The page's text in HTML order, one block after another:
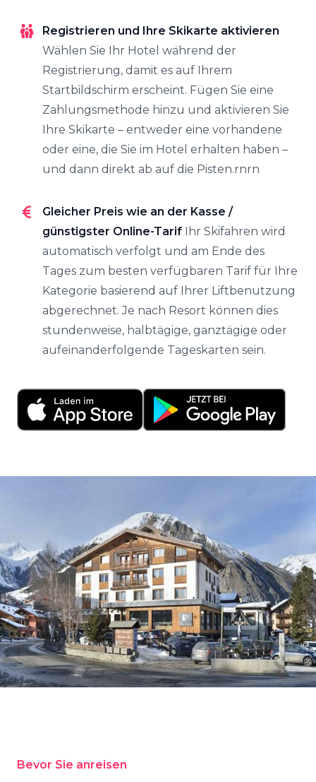
Registrieren und Ihre Skikarte aktivieren
Wählen Sie Ihr Hotel während der
Registrierung, damit es auf Ihrem
Startbildschirm erscheint. Fügen Sie eine
Zahlungsmethode hinzu und aktivieren Sie
Ihre Skikarte – entweder eine vorhandene
oder eine, die Sie im Hotel erhalten haben –
und dann direkt ab auf die Pisten.rnrn
Gleicher Preis wie an der Kasse /
günstigster Online-Tarif
Ihr Skifahren wird
automatisch verfolgt und am Ende des
Tages zum besten verfügbaren Tarif für Ihre
Kategorie basierend auf Ihrer Liftbenutzung
abgerechnet. Je nach Resort können dies
stundenweise, halbtägige, ganztägige oder
aufeinanderfolgende Tageskarten sein.
Bevor Sie anreisen